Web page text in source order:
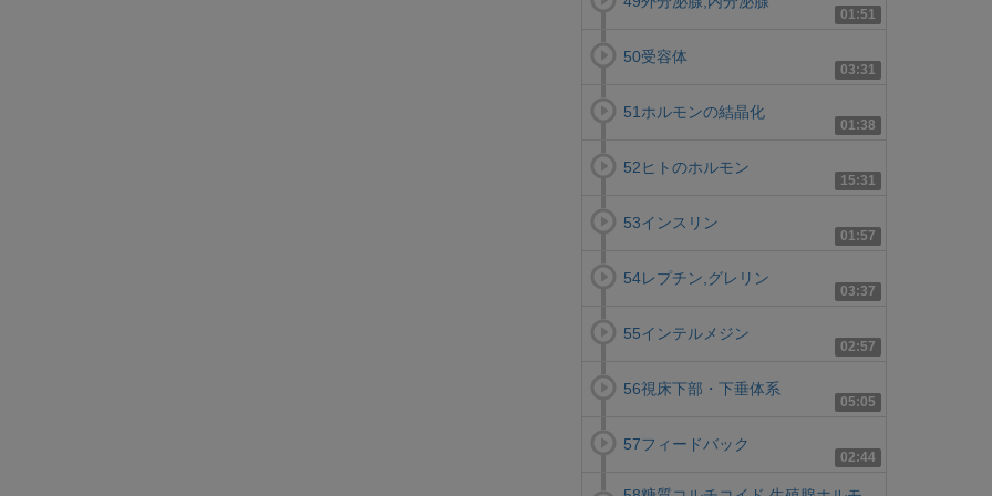
01:51
03:31
50受容体
01:38
51ホルモンの結晶化
15:31
52ヒトのホルモン
01:57
53インスリン
03:37
54レプチン,グレリン
02:57
55インテルメジン
05:05
56視床下部・下垂体系
02:44
57フィードバック